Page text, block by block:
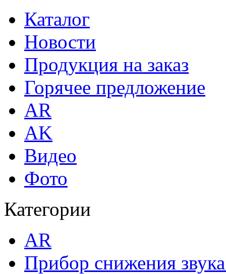
Каталог
Новости
Продукция на заказ
Горячее предложение
AR
AK
Видео
Фото
Категории
AR
Прибор снижения